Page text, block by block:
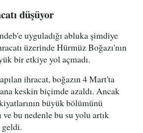
düşüyor
uyguladığı abluka şimdiye
üzerinde Hürmüz Boğazı'nın
bir etkiye yol açmadı.
ihracat, boğazın 4 Mart'ta
keskin biçimde azaldı. Ancak
büyük bölümünü
ve bu nedenle bu su yolu artık
geldi.